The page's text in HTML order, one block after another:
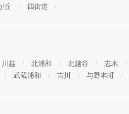
丘 四街道
川越 北浦和 北越谷 志木
武蔵浦和 吉川 与野本町